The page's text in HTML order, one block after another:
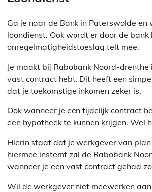
Ga je naar de Bank in Paterswolde
loondienst. Ook wordt er door de
onregelmatigheidstoeslag telt mee.
Je maakt bij Rabobank Noord-
vast contract hebt. Dit heeft een
dat je toekomstige inkomen zeker is.
Ook wanneer je een tijdelijk contract
een hypotheek te kunnen krijgen. Wel
Hierin staat dat je werkgever van
hiermee instemt zal de Rabobank
wanneer je een vast contract gehad
Wil de werkgever niet meewerken